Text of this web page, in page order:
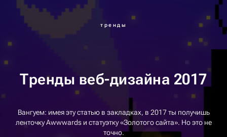
тренды
Тренды веб-дизайна 2017
Вангуем: имея эту статью в закладках, в 2017 ты получишь
ленточку Awwwards и статуэтку «Золотого сайта». Но это не
точно.